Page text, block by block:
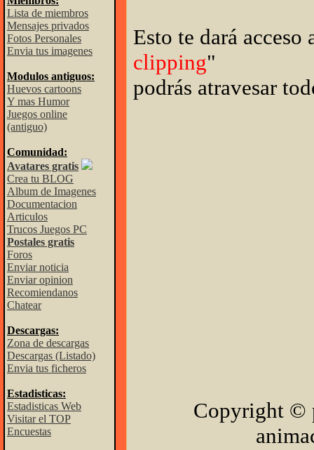
Lista de miembros
Mensajes privados
Fotos Personales
Envia tus imagenes
Modulos antiguos:
Huevos cartoons
Y mas Humor
Juegos online
(antiguo)
Comunidad:
Avatares gratis
Crea tu BLOG
Album de Imagenes
Documentacion
Articulos
Trucos Juegos PC
Postales gratis
Foros
Enviar noticia
Enviar opinion
Recomiendanos
Chatear
Descargas:
Zona de descargas
Descargas (Listado)
Envia tus ficheros
Estadisticas:
Estadisticas Web
Visitar el TOP
Encuestas
Esto te dará acceso
clipping"
podrás atravesar
Copyright ©